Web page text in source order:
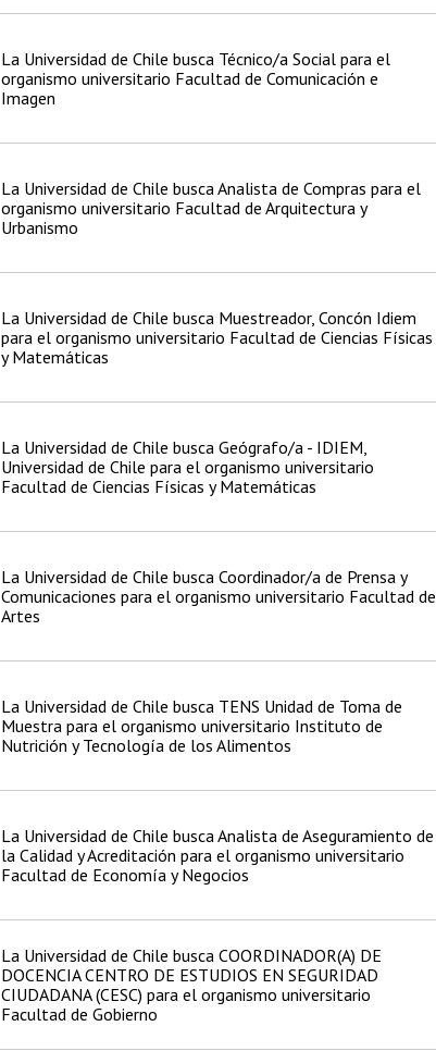
La Universidad de Chile busca Técnico/a Social para el
organismo universitario Facultad de Comunicación e
Imagen
La Universidad de Chile busca Analista de Compras para el
organismo universitario Facultad de Arquitectura y
Urbanismo
La Universidad de Chile busca Muestreador, Concón Idiem
para el organismo universitario Facultad de Ciencias Físicas
y Matemáticas
La Universidad de Chile busca Geógrafo/a - IDIEM,
Universidad de Chile para el organismo universitario
Facultad de Ciencias Físicas y Matemáticas
La Universidad de Chile busca Coordinador/a de Prensa y
Comunicaciones para el organismo universitario Facultad de
Artes
La Universidad de Chile busca TENS Unidad de Toma de
Muestra para el organismo universitario Instituto de
Nutrición y Tecnología de los Alimentos
La Universidad de Chile busca Analista de Aseguramiento de
la Calidad y Acreditación para el organismo universitario
Facultad de Economía y Negocios
La Universidad de Chile busca COORDINADOR(A) DE
DOCENCIA CENTRO DE ESTUDIOS EN SEGURIDAD
CIUDADANA (CESC) para el organismo universitario
Facultad de Gobierno